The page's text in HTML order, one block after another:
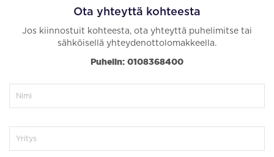
Ota yhteyttä kohteesta
Jos kiinnostuit kohteesta, ota yhteyttä puhelimitse tai
sähköisellä yhteydenottolomakkeella.
Puhelin: 0108368400